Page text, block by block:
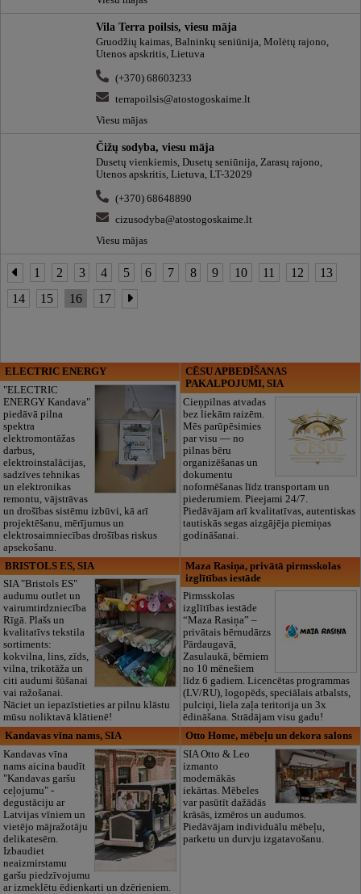
Vila Terra poilsis, viesu māja
Gruodžių kaimas, Balninkų seniūnija, Molėtų rajono,
Utenos apskritis, Lietuva
(+370) 68603233
terrapoilsis@atostogoskaime.lt
Viesu mājas
Čižų sodyba, viesu māja
Dusetų vienkiemis, Dusetų seniūnija, Zarasų rajono,
Utenos apskritis, Lietuva, LT-32029
(+370) 68648890
cizusodyba@atostogoskaime.lt
Viesu mājas
1 2 3 4 5 6 7 8 9 10 11 12
13
14
15 16 17
ELECTRIC ENERGY
"ELECTRIC
ENERGY Kandava"
piedāvā pilna
spektra
elektromontāžas
darbus,
elektroinstalācijas,
sadzīves tehnikas
un elektronikas
remontu, vājstrāvas
un drošības sistēmu izbūvi, kā arī
projektēšanu, mērījumus un
elektrosaimniecības drošības riskus
apsekošanu.
CĒSU APBEDĪŠANAS
PAKALPOJUMI, SIA
Cieņpilnas atvadas
bez liekām raizēm.
Mēs parūpēsimies
par visu — no
pilnas bēru
organizēšanas un
dokumentu
noformēšanas līdz transportam un
piederumiem. Pieejami 24/7.
Piedāvājam arī kvalitatīvas, autentiskas
tautiskās segas aizgājēja piemiņas
godināšanai.
BRISTOLS ES, SIA
SIA "Bristols ES"
audumu outlet un
vairumtirdzniecība
Rīgā. Plašs un
kvalitatīvs tekstila
sortiments:
kokvilna, lins, zīds,
vilna, trikotāža un
citi audumi šūšanai
vai ražošanai.
Nāciet un iepazīstieties ar pilnu klāstu
mūsu noliktavā klātienē!
Maza Rasiņa, privātā pirmsskolas
izglītības iestāde
Pirmsskolas
izglītības iestāde
“Maza Rasiņa” –
privātais bērnudārzs
Pārdaugavā,
Zasulaukā, bērniem
no 10 mēnešiem
līdz 6 gadiem. Licencētas programmas
(LV/RU), logopēds, speciālais atbalsts,
pulciņi, liela zaļa teritorija un 3x
ēdināšana. Strādājam visu gadu!
Kandavas vīna nams, SIA
Kandavas vīna
nams aicina baudīt
"Kandavas garšu
ceļojumu" -
degustāciju ar
Latvijas vīniem un
vietējo mājražotāju
delikatesēm.
Izbaudiet
neaizmirstamu
garšu piedzīvojumu
ar izmeklētu ēdienkarti un dzērieniem.
Otto Home, mēbeļu un dekora salons
SIA Otto & Leo
izmanto
modernākās
iekārtas. Mēbeles
var pasūtīt dažādās
krāsās, izmēros un audumos.
Piedāvājam individuālu mēbeļu,
parketu un durvju izgatavošanu.